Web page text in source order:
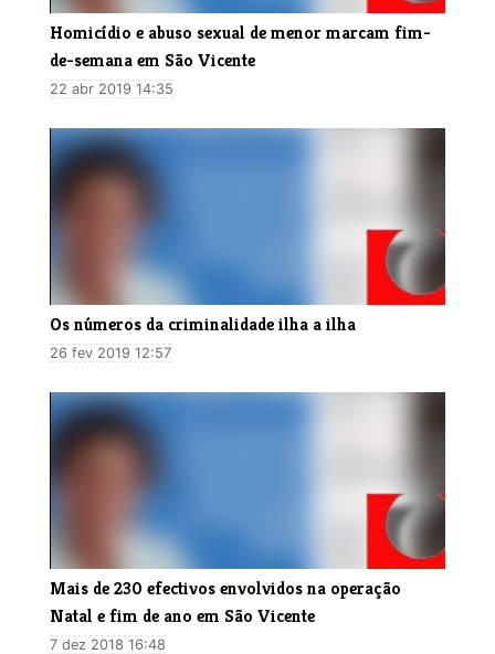
Homicídio e abuso sexual de menor marcam fim-
de-semana em São Vicente
22 abr 2019 14:35
Os números da criminalidade ilha a ilha
26 fev 2019 12:57
​Mais de 230 efectivos envolvidos na operação
Natal e fim de ano em São Vicente
7 dez 2018 16:48